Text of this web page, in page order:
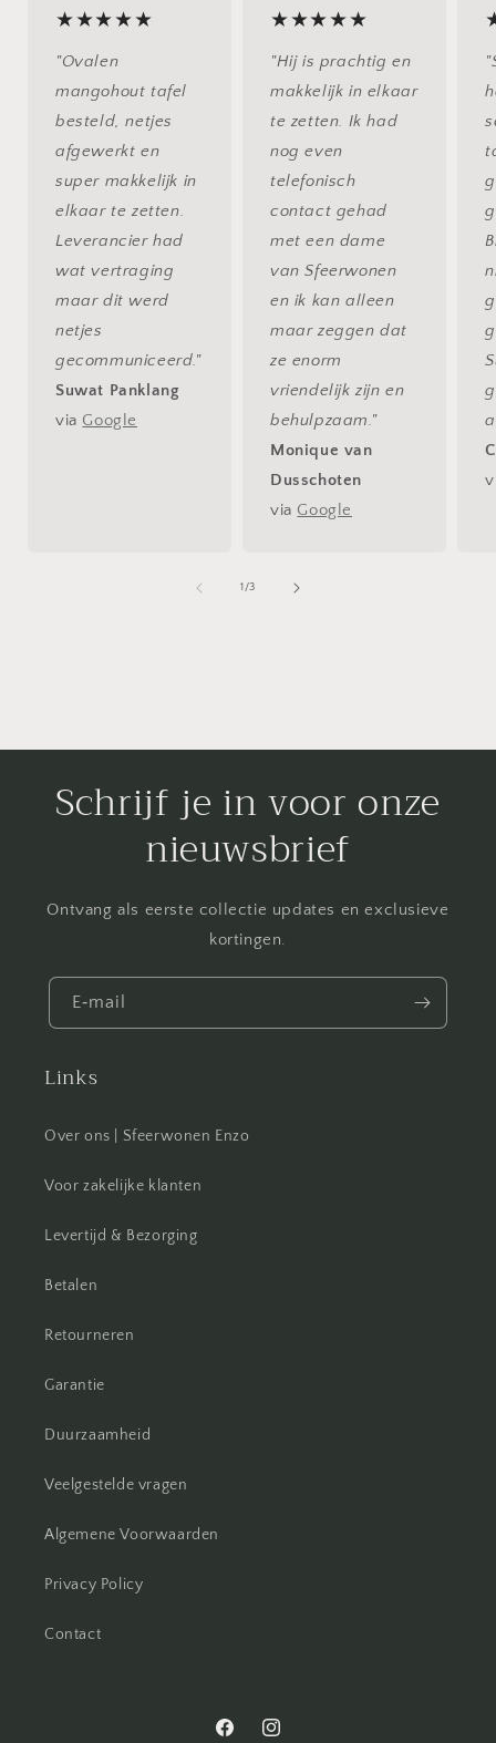
★★★★★
"Ovalen
mangohout tafel
besteld, netjes
afgewerkt en
super makkelijk in
elkaar te zetten.
Leverancier had
wat vertraging
maar dit werd
netjes
gecommuniceerd."
Suwat Panklang
via Google
★★★★★
"Hij is prachtig en
makkelijk in elkaar
te zetten. Ik had
nog even
telefonisch
contact gehad
met een dame
van Sfeerwonen
en ik kan alleen
maar zeggen dat
ze enorm
vriendelijk zijn en
behulpzaam."
Monique van
Dusschoten
via Google
1 /van
3
Schrijf je in voor onze
nieuwsbrief
Ontvang als eerste collectie updates en exclusieve
kortingen.
E‑mail
Links
Over ons | Sfeerwonen Enzo
Voor zakelijke klanten
Levertijd & Bezorging
Betalen
Retourneren
Garantie
Duurzaamheid
Veelgestelde vragen
Algemene Voorwaarden
Privacy Policy
Contact
FacebookInstagram